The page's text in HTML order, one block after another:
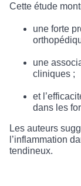
Cette étude
une forte
une
cliniques ;
et
dans les
Les auteurs
l’inflammation
tendineux.